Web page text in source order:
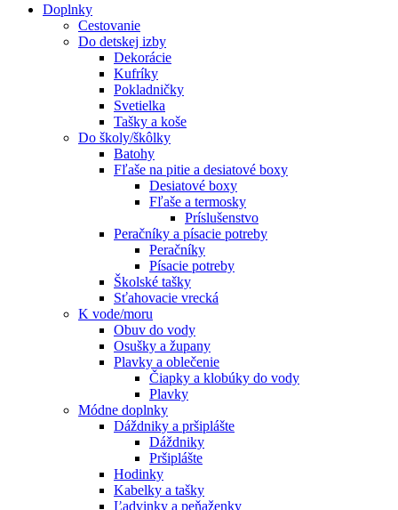
Doplnky
Cestovanie
Do detskej izby
Dekorácie
Kufríky
Pokladničky
Svetielka
Tašky a koše
Do školy/škôlky
Batohy
Fľaše na pitie a desiatové boxy
Desiatové boxy
Fľaše a termosky
Príslušenstvo
Peračníky a písacie potreby
Peračníky
Písacie potreby
Školské tašky
Sťahovacie vrecká
K vode/moru
Obuv do vody
Osušky a župany
Plavky a oblečenie
Čiapky a klobúky do vody
Plavky
Módne doplnky
Dáždniky a pršiplášte
Dáždniky
Pršiplášte
Hodinky
Kabelky a tašky
Ľadvinky a peňaženky